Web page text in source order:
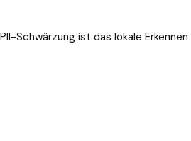
PII-Schwärzung ist das lokale